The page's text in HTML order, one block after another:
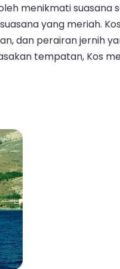
menikmati
yang meriah.
dan perairan jernih
tempatan, Kos